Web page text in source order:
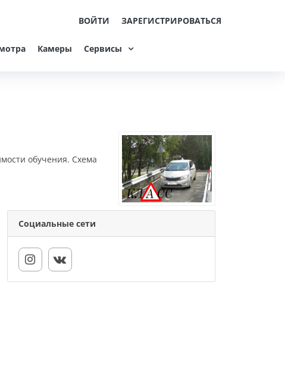
ВОЙТИ ЗАРЕГИСТРИРОВАТЬСЯ
Камеры Сервисы
обучения. Схема
Социальные сети